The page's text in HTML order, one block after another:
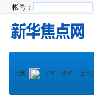
帐号：